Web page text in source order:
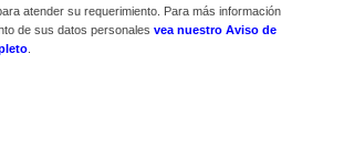
atender su requerimiento. Para más información
de sus datos personales vea nuestro Aviso de